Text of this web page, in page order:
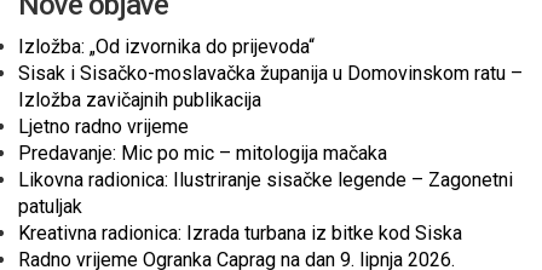
Izložba: „Od izvornika do prijevoda“
Sisak i Sisačko-moslavačka županija u Domovinskom ratu –
Izložba zavičajnih publikacija
Ljetno radno vrijeme
Predavanje: Mic po mic – mitologija mačaka
Likovna radionica: Ilustriranje sisačke legende – Zagonetni
patuljak
Kreativna radionica: Izrada turbana iz bitke kod Siska
Radno vrijeme Ogranka Caprag na dan 9. lipnja 2026.